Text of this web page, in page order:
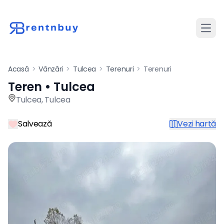
Acasă > Vânzări > Tulcea > Terenuri > Terenuri
Teren de vânzare în Tulcea
Teren • Tulcea
Tulcea,Tulcea
Salvează Vezi hartă